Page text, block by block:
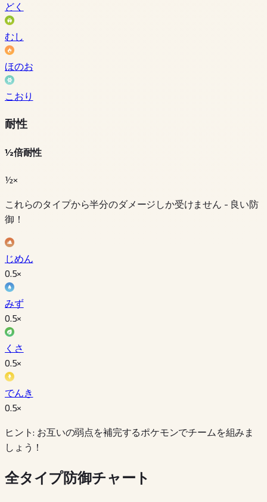
どく
むし
ほのお
こおり
耐性
½倍耐性
½×
これらのタイプから半分のダメージしか受けません - 良い防
御！
じめん
0.5×
みず
0.5×
くさ
0.5×
でんき
0.5×
ヒント: お互いの弱点を補完するポケモンでチームを組みま
しょう！
全タイプ防御チャート